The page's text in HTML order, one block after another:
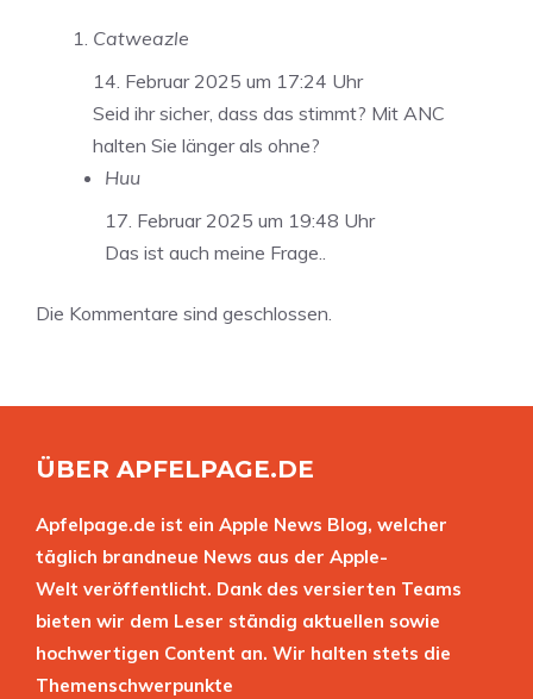
Catweazle
14. Februar 2025 um 17:24 Uhr
Seid ihr sicher, dass das stimmt? Mit ANC
halten Sie länger als ohne?
Huu
17. Februar 2025 um 19:48 Uhr
Das ist auch meine Frage..
Die Kommentare sind geschlossen.
ÜBER APFELPAGE.DE
Apfelpage.de ist ein Apple News Blog, welcher
täglich brandneue News aus der Apple-
Welt veröffentlicht. Dank des versierten Teams
bieten wir dem Leser ständig aktuellen sowie
hochwertigen Content an. Wir halten stets die
Themenschwerpunkte